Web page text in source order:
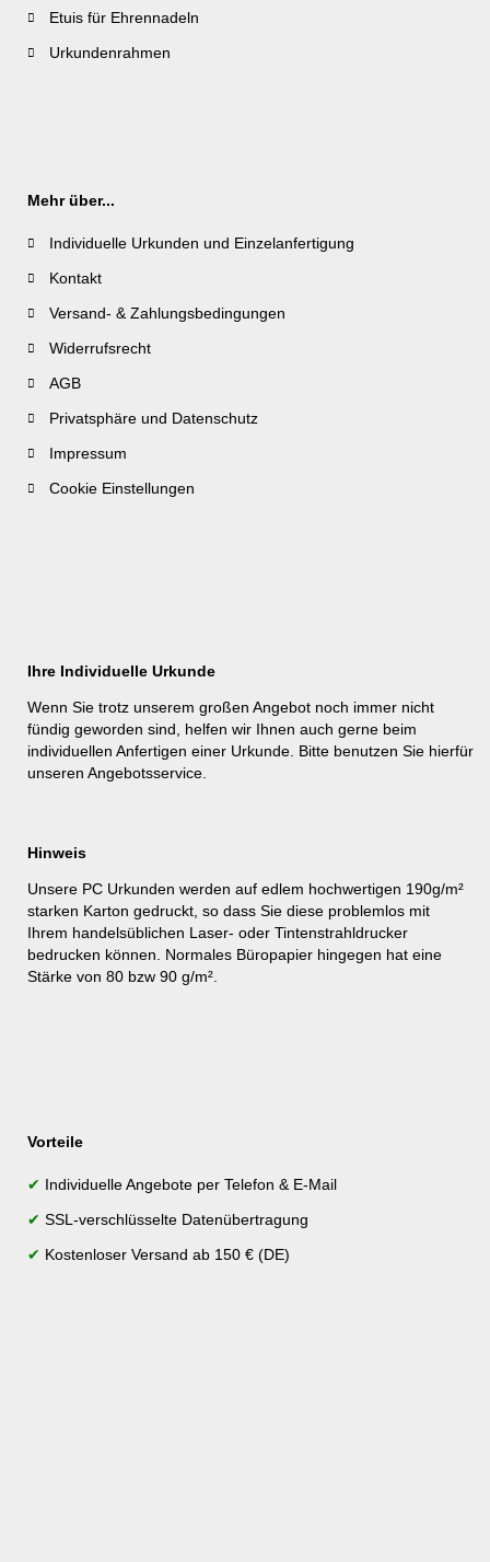
Etuis für Ehrennadeln
Urkundenrahmen
Mehr über...
Individuelle Urkunden und Einzelanfertigung
Kontakt
Versand- & Zahlungsbedingungen
Widerrufsrecht
AGB
Privatsphäre und Datenschutz
Impressum
Cookie Einstellungen
Ihre Individuelle Urkunde
Wenn Sie trotz unserem großen Angebot noch immer nicht
fündig geworden sind, helfen wir Ihnen auch gerne beim
individuellen Anfertigen einer Urkunde. Bitte benutzen Sie hierfür
unseren Angebotsservice
Hinweis
Unsere PC Urkunden werden auf edlem hochwertigen 190g/m²
starken Karton gedruckt, so dass Sie diese problemlos mit
Ihrem handelsüblichen Laser- oder Tintenstrahldrucker
bedrucken können. Normales Büropapier hingegen hat eine
Stärke von 80 bzw 90 g/m².
Vorteile
✔ Individuelle Angebote per Telefon & E-Mail
✔ SSL-verschlüsselte Datenübertragung
✔ Kostenloser Versand ab 150 € (DE)